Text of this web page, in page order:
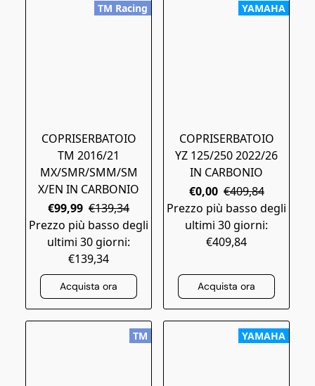
TM Racing
COPRISERBATOIO
TM 2016/21
MX/SMR/SMM/SM
X/EN IN CARBONIO
€99,99 €139,34
Prezzo più basso degli
ultimi 30 giorni:
€139,34
Acquista ora
YAMAHA
COPRISERBATOIO
YZ 125/250 2022/26
IN CARBONIO
€0,00 €409,84
Prezzo più basso degli
ultimi 30 giorni:
€409,84
Acquista ora
TM YAMAHA